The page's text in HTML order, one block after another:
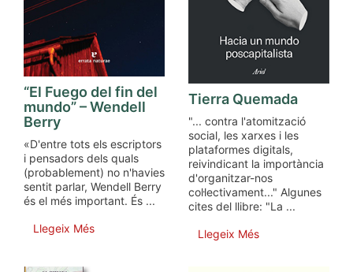
“El Fuego del fin del
mundo” – Wendell
Berry
«D'entre tots els escriptors
i pensadors dels quals
(probablement) no n'havies
sentit parlar, Wendell Berry
és el més important. És ...
Llegeix Més
Tierra Quemada
"... contra l'atomització
social, les xarxes i les
plataformes digitals,
reivindicant la importància
d'organitzar-nos
col·lectivament..." Algunes
cites del llibre: "La ...
Llegeix Més